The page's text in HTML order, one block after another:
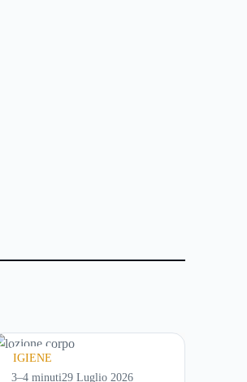
IGIENE
3–4 minuti29 Luglio 2026